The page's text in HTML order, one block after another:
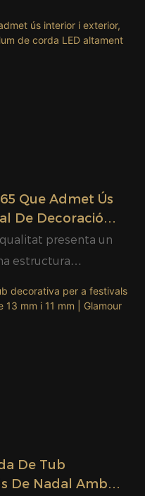
Que Admet Ús
De Decoració
LED Altament
presenta un
estructura
consum d'energia,
interior i exterior.
resistent als cops i a
De Tub
De Nadal Amb